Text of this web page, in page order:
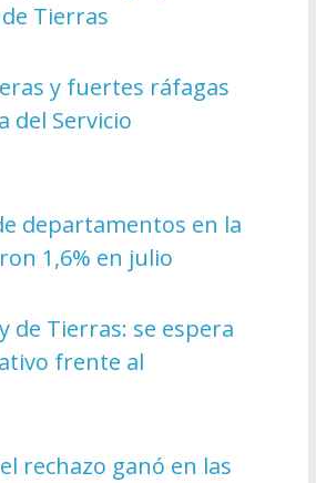
Tierras
y fuertes ráfagas
del Servicio
departamentos en la
1,6% en julio
de Tierras: se espera
frente al
rechazo ganó en las